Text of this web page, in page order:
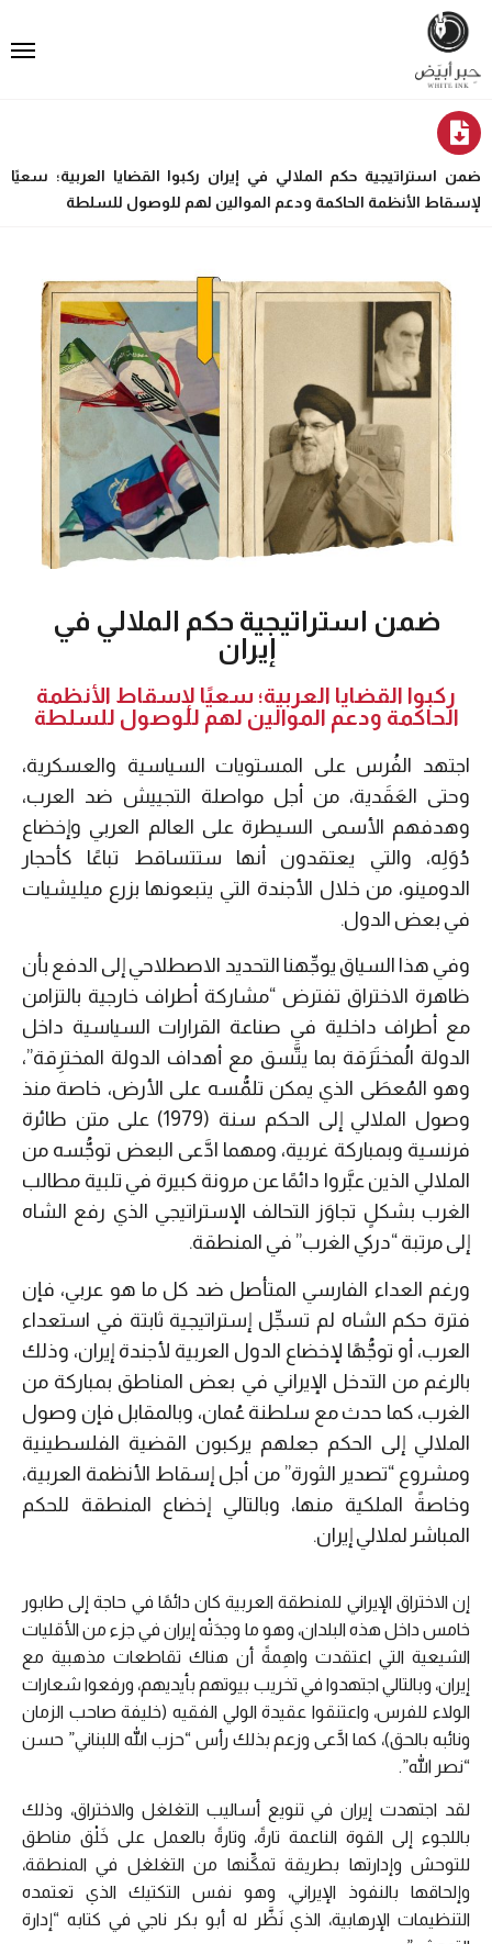
ضمن استراتيجية حكم الملالي في إيران ركبوا القضايا العربية؛ سعيًا
لإسقاط الأنظمة الحاكمة ودعم الموالين لهم للوصول للسلطة
ضمن استراتيجية حكم الملالي في
إيران
ركبوا القضايا العربية؛ سعيًا لإسقاط الأنظمة
الحاكمة ودعم الموالين لهم للوصول للسلطة
اجتهد الفُرس على المستويات السياسية والعسكرية،
وحتى العَقَدية، من أجل مواصلة التجييش ضد العرب،
وهدفهم الأسمى السيطرة على العالم العربي وإخضاع
دُوَلِه، والتي يعتقدون أنها ستتساقط تباعًا كأحجار
الدومينو، من خلال الأجندة التي يتبعونها بزرع ميليشيات
في بعض الدول.
وفي هذا السياق يوجِّهنا التحديد الاصطلاحي إلى الدفع بأن
ظاهرة الاختراق تفترض “مشاركة أطراف خارجية بالتزامن
مع أطراف داخلية في صناعة القرارات السياسية داخل
الدولة الُمختَرَقة بما يتَّسق مع أهداف الدولة المخترِقة”،
وهو المُعطَى الذي يمكن تلمُّسه على الأرض، خاصة منذ
وصول الملالي إلى الحكم سنة (1979) على متن طائرة
فرنسية وبمباركة غربية، ومهما ادَّعى البعض توجُّسه من
الملالي الذين عبَّروا دائمًا عن مرونة كبيرة في تلبية مطالب
الغرب بشكلٍ تجاوَز التحالف الإستراتيجي الذي رفع الشاه
إلى مرتبة “دركي الغرب” في المنطقة.
ورغم العداء الفارسي المتأصل ضد كل ما هو عربي، فإن
فترة حكم الشاه لم تسجِّل إستراتيجية ثابتة في استعداء
العرب، أو توجُّهًا لإخضاع الدول العربية لأجندة إيران، وذلك
بالرغم من التدخل الإيراني في بعض المناطق بمباركة من
الغرب، كما حدث مع سلطنة عُمان، وبالمقابل فإن وصول
الملالي إلى الحكم جعلهم يركبون القضية الفلسطينية
ومشروع “تصدير الثورة” من أجل إسقاط الأنظمة العربية،
وخاصةً الملكية منها، وبالتالي إخضاع المنطقة للحكم
المباشر لملالي إيران.
إن الاختراق الإيراني للمنطقة العربية كان دائمًا في حاجة إلى طابور
خامس داخل هذه البلدان، وهو ما وجدَتْه إيران في جزء من الأقليات
الشيعية التي اعتقدت واهِمةً أن هناك تقاطعات مذهبية مع
إيران، وبالتالي اجتهدوا في تخريب بيوتهم بأيديهم، ورفعوا شعارات
الولاء للفرس، واعتنقوا عقيدة الولي الفقيه (خليفة صاحب الزمان
ونائبه بالحق)، كما ادَّعى وزعم بذلك رأس “حزب الله اللبناني” حسن
“نصر الله”.
لقد اجتهدت إيران في تنويع أساليب التغلغل والاختراق، وذلك
باللجوء إلى القوة الناعمة تارةً، وتارةً بالعمل على خَلْق مناطق
للتوحش وإدارتها بطريقة تمكِّنها من التغلغل في المنطقة،
وإلحاقها بالنفوذ الإيراني، وهو نفس التكتيك الذي تعتمده
التنظيمات الإرهابية، الذي نَظَّر له أبو بكر ناجي في كتابه “إدارة